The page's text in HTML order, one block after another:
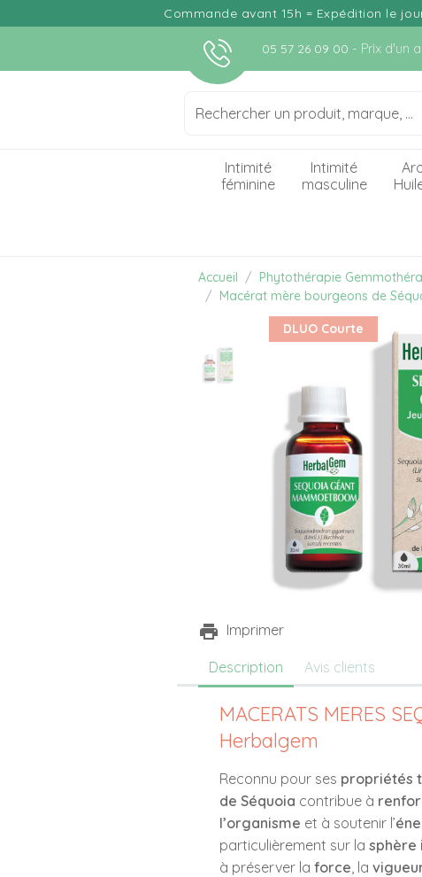
Commande avant 15h = Expédition le
05 57 26 09 00 - Prix d'un
Intimité
féminine
Intimité
masculine
Accueil Phytothérapie
Macérat mère bourgeons de
DLUO Courte
Imprimer
Description Avis clients
MACERATS MERES
Herbalgem
Reconnu pour ses propriétés
de Séquoia contribue à
l’organisme et à soutenir l’
particulièrement sur la sphère
à préserver la force, la